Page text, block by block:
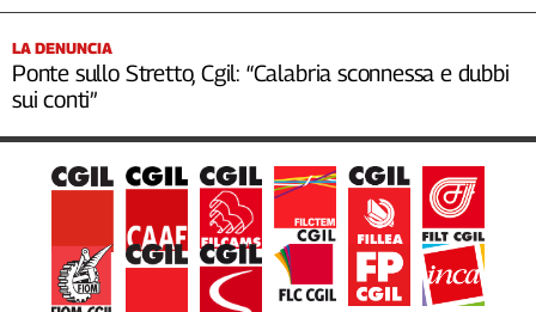
LA DENUNCIA
Ponte sullo Stretto, Cgil: “Calabria sconnessa e dubbi
sui conti”